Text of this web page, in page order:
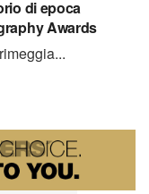
di epoca
Awards